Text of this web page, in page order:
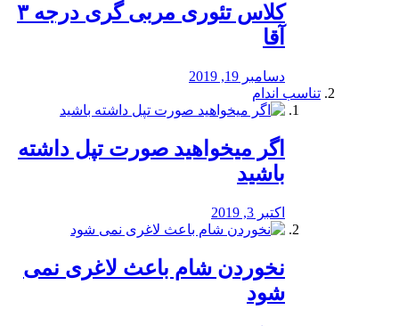
کلاس تئوری مربی گری درجه ۳
آقا
دسامبر 19, 2019
تناسب اندام
اگر میخواهید صورت تپل داشته
باشید
اکتبر 3, 2019
نخوردن شام باعث لاغری نمی
‌شود